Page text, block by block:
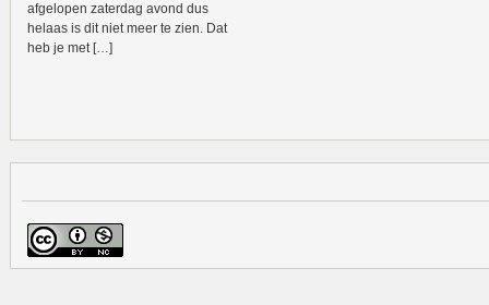
afgelopen zaterdag avond dus
helaas is dit niet meer te zien. Dat
heb je met […]